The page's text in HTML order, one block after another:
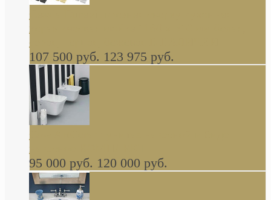
керамическая мойка 1160 x 510 мм белая,
серая, черная, бежевая В НАЛИЧИИ
107 500 руб. 123 975 руб.
навесное КОМПЛЕКТ
95 000 руб. 120 000 руб.